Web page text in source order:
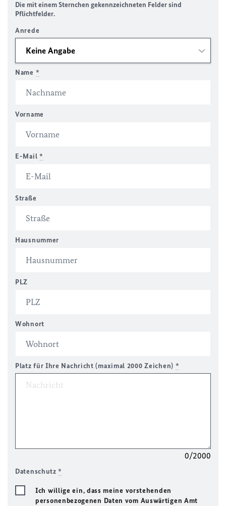
Die mit einem Sternchen gekennzeichneten Felder sind
Pflichtfelder.
Anrede
Name *
Vorname
E-Mail *
Straße
Hausnummer
PLZ
Wohnort
Platz für Ihre Nachricht (maximal 2000 Zeichen) *
0/2000
Datenschutz*
Ich willige ein, dass meine vorstehenden
personenbezogenen Daten vom Auswärtigen Amt